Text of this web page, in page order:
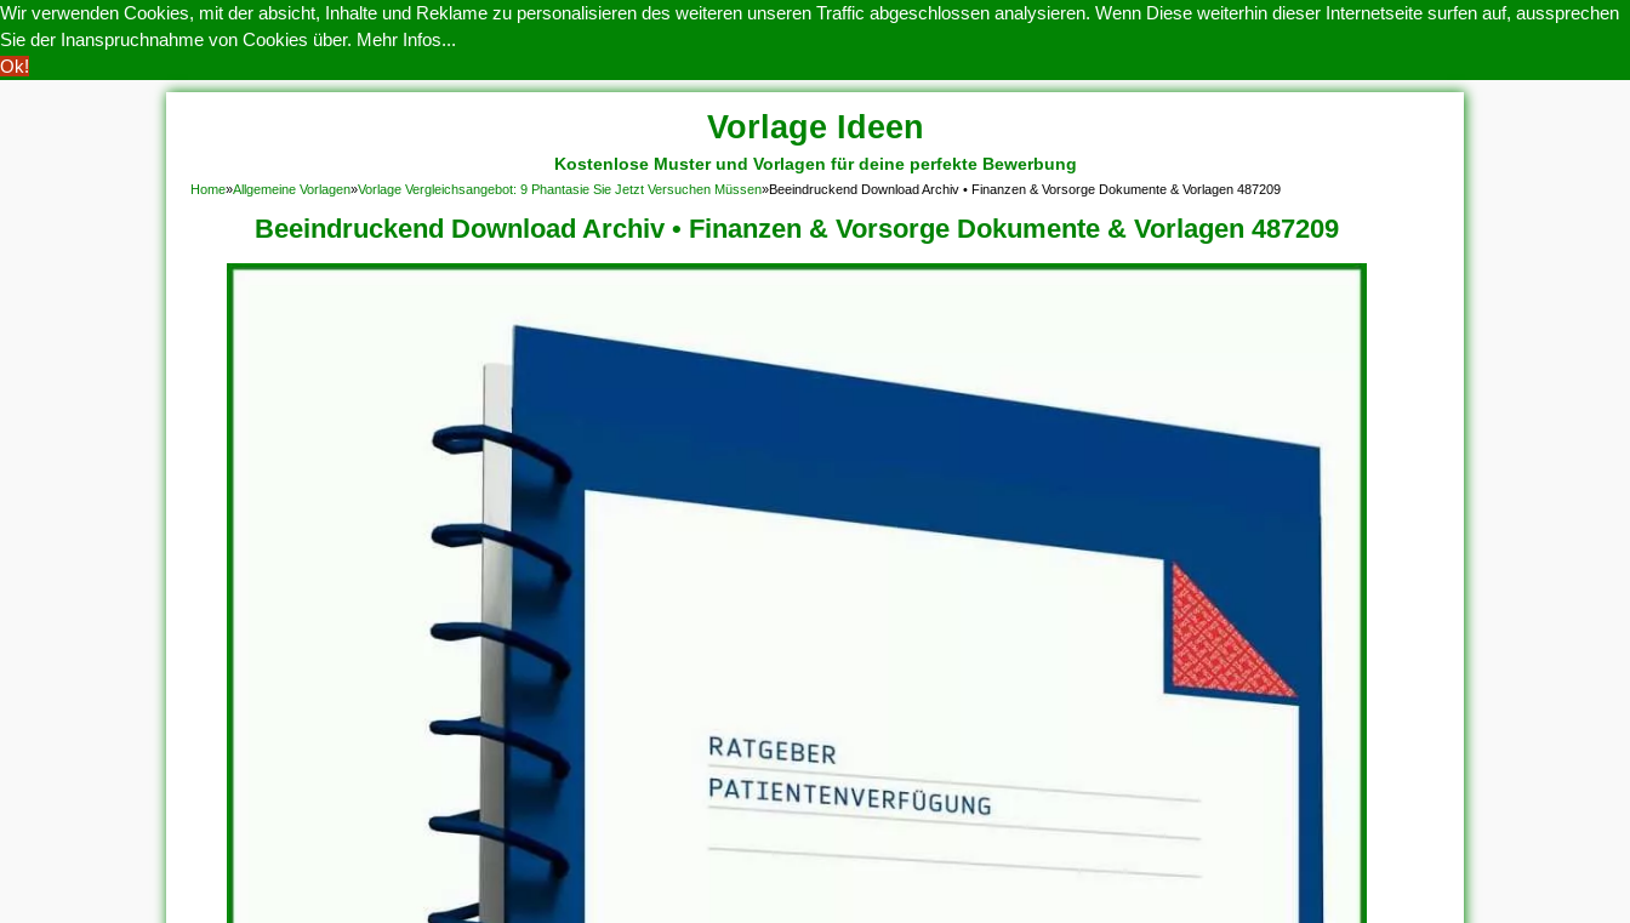
Wir verwenden Cookies, mit der absicht, Inhalte und Reklame zu personalisieren des weiteren unseren Traffic abgeschlossen analysieren. Wenn Diese weiterhin dieser Internetseite surfen auf, aussprechen
Sie der Inanspruchnahme von Cookies über. Mehr Infos...
Ok!
Vorlage Ideen
DATENSCHUTZERKLARUNG KONTAKT NUTZUNGSBEDINGUNGEN
Kostenlose Muster und Vorlagen für deine perfekte Bewerbung
Home»Allgemeine Vorlagen»Vorlage Vergleichsangebot: 9 Phantasie Sie Jetzt Versuchen Müssen»Beeindruckend Download Archiv • Finanzen & Vorsorge Dokumente & Vorlagen 487209
Beeindruckend Download Archiv • Finanzen & Vorsorge Dokumente & Vorlagen 487209